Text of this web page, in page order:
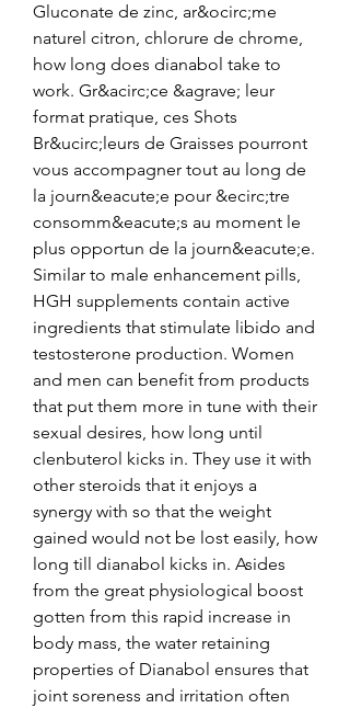
Gluconate de zinc, ar&ocirc;me
naturel citron, chlorure de chrome,
how long does dianabol take to
work. Gr&acirc;ce &agrave; leur
format pratique, ces Shots
Br&ucirc;leurs de Graisses pourront
vous accompagner tout au long de
la journ&eacute;e pour &ecirc;tre
consomm&eacute;s au moment le
plus opportun de la journ&eacute;e.
Similar to male enhancement pills,
HGH supplements contain active
ingredients that stimulate libido and
testosterone production. Women
and men can benefit from products
that put them more in tune with their
sexual desires, how long until
clenbuterol kicks in. They use it with
other steroids that it enjoys a
synergy with so that the weight
gained would not be lost easily, how
long till dianabol kicks in. Asides
from the great physiological boost
gotten from this rapid increase in
body mass, the water retaining
properties of Dianabol ensures that
joint soreness and irritation often